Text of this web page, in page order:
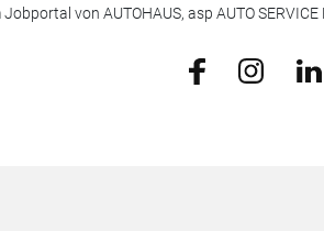
von AUTOHAUS, asp AUTO